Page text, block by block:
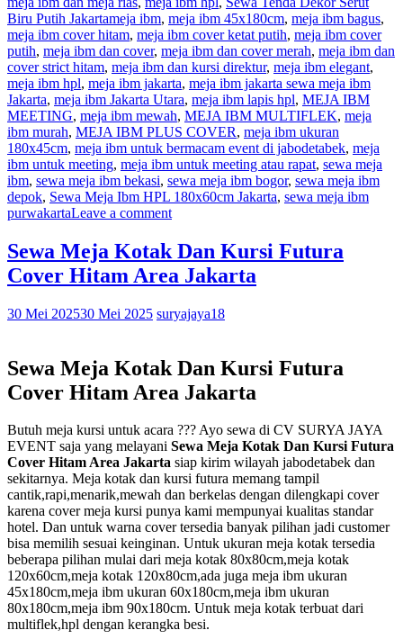
Biru Putih Jakartameja ibm, meja ibm 45x180cm, meja ibm bagus,
meja ibm cover hitam, meja ibm cover ketat putih, meja ibm cover
putih, meja ibm dan cover, meja ibm dan cover merah, meja ibm dan
cover strict hitam, meja ibm dan kursi direktur, meja ibm elegant,
meja ibm hpl, meja ibm jakarta, meja ibm jakarta sewa meja ibm
Jakarta, meja ibm Jakarta Utara, meja ibm lapis hpl, MEJA IBM
MEETING, meja ibm mewah, MEJA IBM MULTIFLEK, meja
ibm murah, MEJA IBM PLUS COVER, meja ibm ukuran
180x45cm, meja ibm untuk bermacam event di jabodetabek, meja
ibm untuk meeting, meja ibm untuk meeting atau rapat, sewa meja
ibm, sewa meja ibm bekasi, sewa meja ibm bogor, sewa meja ibm
depok, Sewa Meja Ibm HPL 180x60cm Jakarta, sewa meja ibm
purwakartaLeave a comment
Sewa Meja Kotak Dan Kursi Futura
Cover Hitam Area Jakarta
30 Mei 202530 Mei 2025 suryajaya18
Sewa Meja Kotak Dan Kursi Futura
Cover Hitam Area Jakarta
Butuh meja kursi untuk acara ??? Ayo sewa di CV SURYA JAYA
EVENT saja yang melayani Sewa Meja Kotak Dan Kursi Futura
Cover Hitam Area Jakarta siap kirim wilayah jabodetabek dan
sekitarnya. Meja kotak dan kursi futura memang tampil
cantik,rapi,menarik,mewah dan berkelas dengan dilengkapi cover
karena cover meja kursi punya kami mempunyai kualitas standar
hotel. Dan untuk warna cover tersedia banyak pilihan jadi customer
bisa memilih sesuai keinginan. Untuk ukuran meja kotak tersedia
beberapa pilihan mulai dari meja kotak 80x80cm,meja kotak
120x60cm,meja kotak 120x80cm,ada juga meja ibm ukuran
45x180cm,meja ibm ukuran 60x180cm,meja ibm ukuran
80x180cm,meja ibm 90x180cm. Untuk meja kotak terbuat dari
multiflek,hpl dengan kerangka besi.